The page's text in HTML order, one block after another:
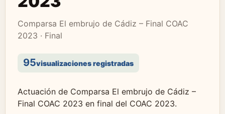
Comparsa El embrujo de Cádiz – Final COAC
2023 · Final
95visualizaciones registradas
Actuación de Comparsa El embrujo de Cádiz –
Final COAC 2023 en final del COAC 2023.